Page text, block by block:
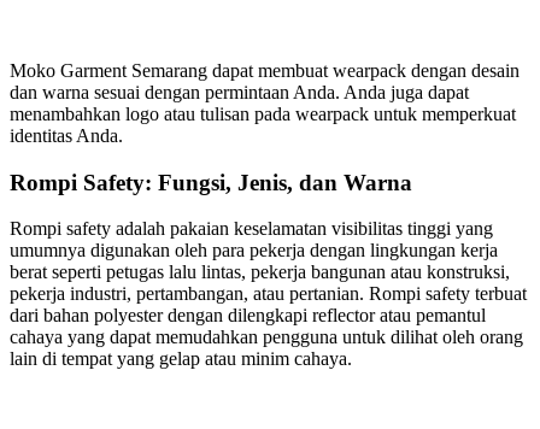
Moko Garment Semarang dapat membuat wearpack dengan desain
dan warna sesuai dengan permintaan Anda. Anda juga dapat
menambahkan logo atau tulisan pada wearpack untuk memperkuat
identitas Anda.
Rompi Safety: Fungsi, Jenis, dan Warna
Rompi safety adalah pakaian keselamatan visibilitas tinggi yang
umumnya digunakan oleh para pekerja dengan lingkungan kerja
berat seperti petugas lalu lintas, pekerja bangunan atau konstruksi,
pekerja industri, pertambangan, atau pertanian. Rompi safety terbuat
dari bahan polyester dengan dilengkapi reflector atau pemantul
cahaya yang dapat memudahkan pengguna untuk dilihat oleh orang
lain di tempat yang gelap atau minim cahaya.